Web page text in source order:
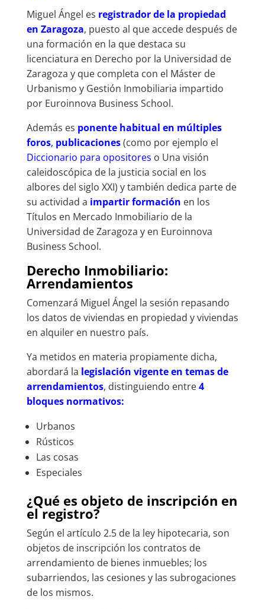
Miguel Ángel es registrador de la propiedad
en Zaragoza, puesto al que accede después de
una formación en la que destaca su
licenciatura en Derecho por la Universidad de
Zaragoza y que completa con el Máster de
Urbanismo y Gestión Inmobiliaria impartido
por Euroinnova Business School.
Además es ponente habitual en múltiples
foros, publicaciones(como por ejemplo el
Diccionario para opositores o Una visión
caleidoscópica de la justicia social en los
albores del siglo XXI) y también dedica parte de
su actividad a impartir formación en los
Títulos en Mercado Inmobiliario de la
Universidad de Zaragoza y en Euroinnova
Business School.
Derecho Inmobiliario:
Arrendamientos
Comenzará Miguel Ángel la sesión repasando
los datos de viviendas en propiedad y viviendas
en alquiler en nuestro país.
Ya metidos en materia propiamente dicha,
abordará la legislación vigente en temas de
arrendamientos, distinguiendo entre4
bloques normativos:
Urbanos
Rústicos
Las cosas
Especiales
¿Qué es objeto de inscripción en
el registro?
Según el artículo 2.5 de la ley hipotecaria, son
objetos de inscripción los contratos de
arrendamiento de bienes inmuebles; los
subarriendos, las cesiones y las subrogaciones
de los mismos.